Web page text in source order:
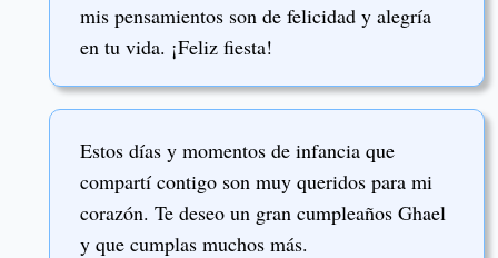
mis pensamientos son de felicidad y alegría
en tu vida. ¡Feliz fiesta!
Estos días y momentos de infancia que
compartí contigo son muy queridos para mi
corazón. Te deseo un gran cumpleaños Ghael
y que cumplas muchos más.